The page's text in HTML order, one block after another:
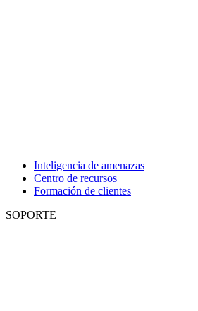
Inteligencia de amenazas
Centro de recursos
Formación de clientes
SOPORTE